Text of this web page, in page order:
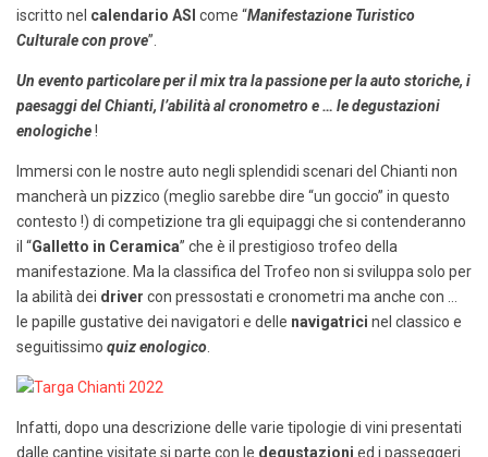
iscritto nel calendario ASI come “Manifestazione Turistico
Culturale con prove”.
Un evento particolare per il mix tra la passione per la auto storiche, i
paesaggi del Chianti, l’abilità al cronometro e … le degustazioni
enologiche!
Immersi con le nostre auto negli splendidi scenari del Chianti non
mancherà un pizzico (meglio sarebbe dire “un goccio” in questo
contesto !) di competizione tra gli equipaggi che si contenderanno
il “Galletto in Ceramica” che è il prestigioso trofeo della
manifestazione. Ma la classifica del Trofeo non si sviluppa solo per
la abilità dei driver con pressostati e cronometri ma anche con …
le papille gustative dei navigatori e delle navigatrici nel classico e
seguitissimo quiz enologico
Infatti, dopo una descrizione delle varie tipologie di vini presentati
dalle cantine visitate si parte con le degustazioni ed i passeggeri